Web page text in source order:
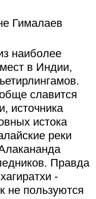
наиболее
в Индии,
славится
источника
истока
реки
Правда
-
не пользуются